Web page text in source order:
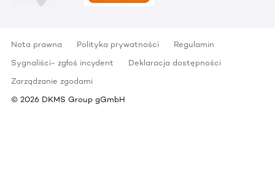
Nota prawna Polityka prywatności
Regulamin
Sygnaliści- zgłoś incydent
Deklaracja dostępności
Zarządzanie zgodami
© 2026 DKMS Group gGmbH